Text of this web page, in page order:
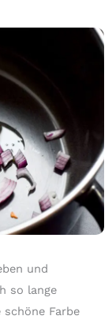
und
so lange
Farbe